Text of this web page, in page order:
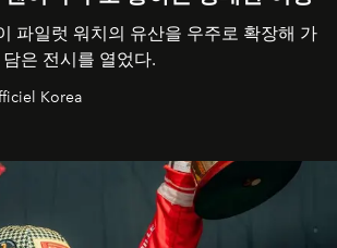
파일럿 워치의 유산을 우주로 확장해 가
은 전시를 열었다.
Korea